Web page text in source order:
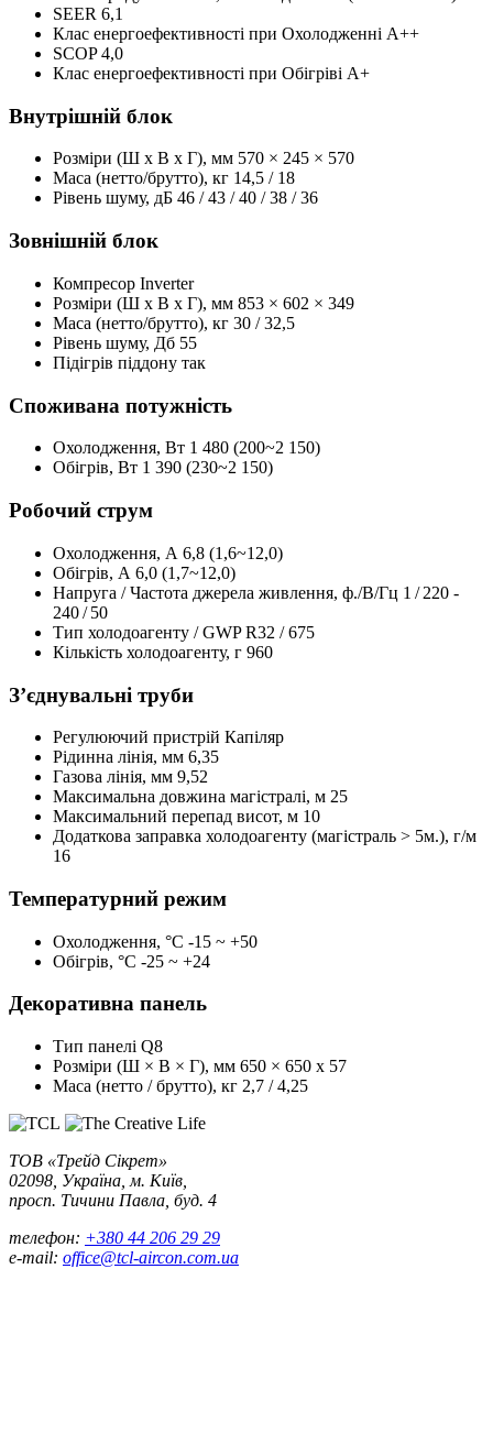
SEER 6,1
Клас енергоефективності при Охолодженні А++
SCOP4,0
Клас енергоефективності при Обігріві А+
Внутрішній блок
Розміри (Ш x В x Г), мм 570 × 245 × 570
Маса (нетто/брутто), кг 14,5 / 18
Рівень шуму, дБ 46 / 43 / 40 / 38 / 36
Зовнішній блок
Компресор Inverter
Розміри (Ш x В x Г), мм 853 × 602 × 349
Маса (нетто/брутто), кг 30 / 32,5
Рівень шуму, Дб 55
Підігрів піддону так
Споживана потужність
Охолодження, Вт 1 480 (200~2 150)
Обігрів, Вт 1 390 (230~2 150)
Робочий струм
Охолодження, А 6,8 (1,6~12,0)
Обігрів, А 6,0 (1,7~12,0)
Напруга / Частота джерела живлення, ф./В/Гц 1 / 220 -
240 / 50
Тип холодоагенту / GWPR32 / 675
Кількість холодоагенту, г 960
З’єднувальні труби
Регулюючий пристрій Капіляр
Рідинна лінія, мм 6,35
Газова лінія, мм 9,52
Максимальна довжина магістралі, м 25
Максимальний перепад висот, м 10
Додаткова заправка холодоагенту (магістраль > 5м.), г/м
16
Температурний режим
Охолодження, °С -15 ~ +50
Обігрів, °С -25 ~ +24
Декоративна панель
Тип панелі Q8
Розміри (Ш × В × Г), мм 650 × 650 x 57
Маса (нетто / брутто), кг 2,7 / 4,25
ТОВ «Трейд Сікрет»
02098, Україна, м. Київ,
просп. Тичини Павла, буд. 4
телефон: +380 44 206 29 29
e-mail: office@tcl-aircon.com.ua